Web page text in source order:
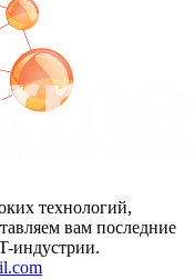
технологий,
вам последние
индустрии.